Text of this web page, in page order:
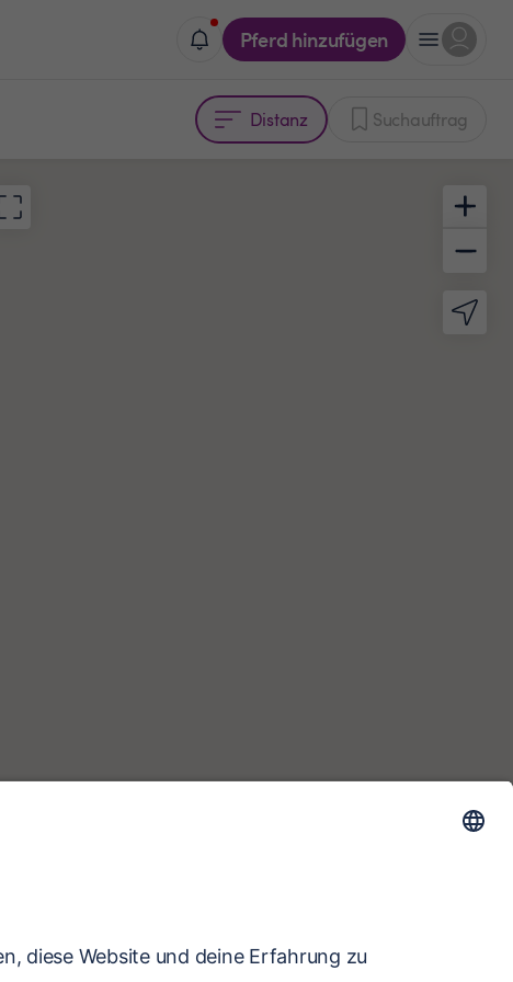
Pferd hinzufügen
Distanz Suchauftrag